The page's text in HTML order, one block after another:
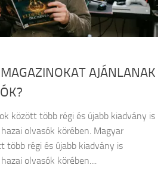
AJÁNLANAK
között több régi és újabb kiadvány is
olvasók körében. Magyar
több régi és újabb kiadvány is
olvasók körében....